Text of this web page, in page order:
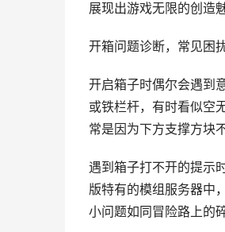
展现出游戏无限的创造魅
开箱问题诊断，常见困
开启箱子时偶尔会遇到
或铁栏杆，有时看似空
常是因为下方支撑方块
遇到箱子打不开的提示
版特有的模组服务器中
小问题如同冒险路上的